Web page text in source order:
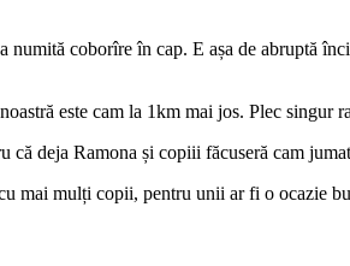
coborîre în cap. E așa de abruptă
este cam la 1km mai jos. Plec singur
că deja Ramona și copiii făcuseră cam
mai mulți copii, pentru unii ar fi o ocazie